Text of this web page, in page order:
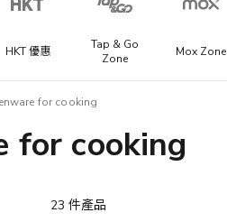
HKT 優惠
Tap & Go
Zone
Mox Zone
for cooking
for cooking
23 件產品